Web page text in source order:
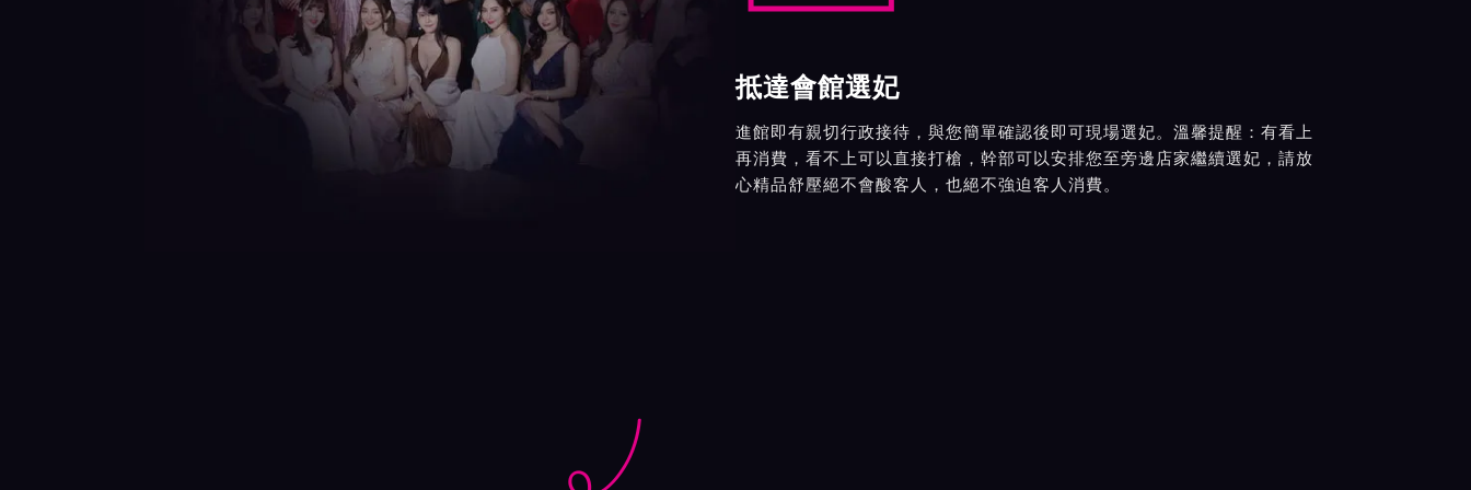
抵達會館選妃
進館即有親切行政接待，與您簡單確認後即可現場選妃。溫馨提醒：有看上
再消費，看不上可以直接打槍，幹部可以安排您至旁邊店家繼續選妃，請放
心精品舒壓絕不會酸客人，也絕不強迫客人消費。